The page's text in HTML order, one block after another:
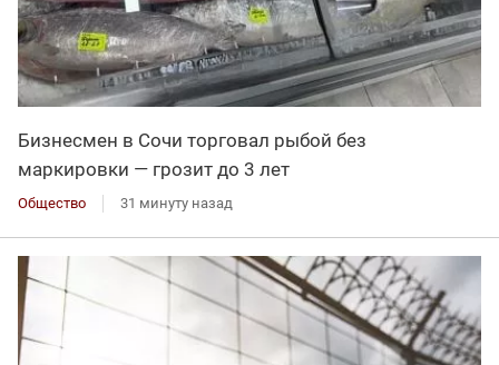
Бизнесмен в Сочи торговал рыбой без
маркировки — грозит до 3 лет
Общество 31 минуту назад